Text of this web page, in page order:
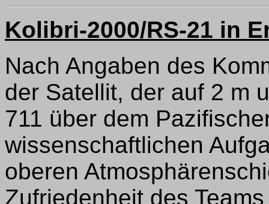
Kolibri-2000/RS-21 in
Nach Angaben des
der Satellit, der auf 2 m
711 über dem
wissenschaftlichen
oberen
Zufriedenheit des